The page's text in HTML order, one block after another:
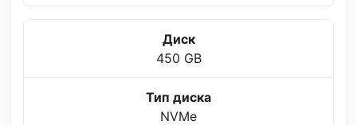
Диск
450 GB
Тип диска
NVMe